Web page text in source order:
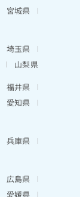
宮城県
埼玉県
山梨県
福井県
愛知県
兵庫県
広島県
愛媛県